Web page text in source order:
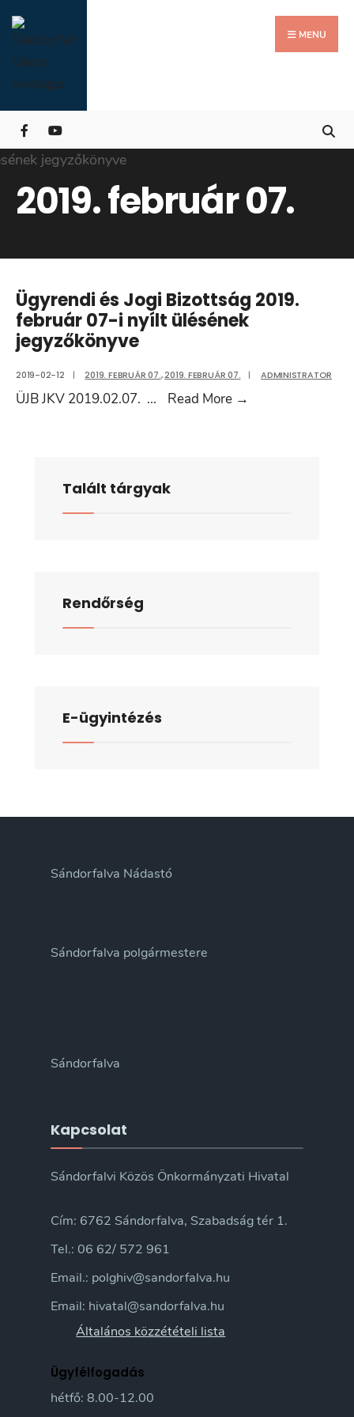
Skip
to
content
MENU
2019. február 07.
Ügyrendi és Jogi Bizottság 2019.
február 07-i nyílt ülésének
jegyzőkönyve
2019-02-12 | 2019. FEBRUÁR 07.,2019. FEBRUÁR 07. | ADMINISTRATOR
ÜJB JKV 2019.02.07. ... Read More →
Talált tárgyak
Rendőrség
E-ügyintézés
Sándorfalva Nádastó
Sándorfalva polgármestere
Sándorfalva
Kapcsolat
Sándorfalvi Közös Önkormányzati Hivatal
Cím: 6762 Sándorfalva, Szabadság tér 1.
Tel.: 06 62/ 572 961
Email.: polghiv@sandorfalva.hu
Email: hivatal@sandorfalva.hu
Általános közzétételi lista
Ügyfélfogadás
hétfő: 8.00-12.00
for:
Close